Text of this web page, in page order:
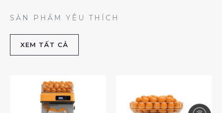
SẢN PHẨM YÊU THÍCH
XEM TẤT CẢ